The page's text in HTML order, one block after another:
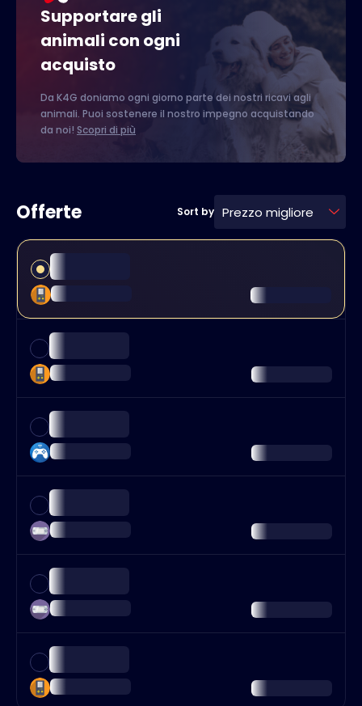
Supportare gli
animali con ogni
acquisto
Da K4G doniamo ogni giorno parte dei nostri ricavi agli
animali. Puoi sostenere il nostro impegno acquistando
da noi! Scopri di più
Offerte Sort by Prezzo migliore